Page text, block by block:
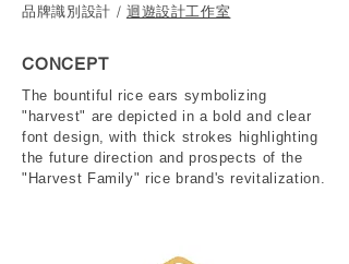
品牌識別設計 / 迴遊設計工作室
CONCEPT
The bountiful rice ears symbolizing
"harvest" are depicted in a bold and clear
font design, with thick strokes highlighting
the future direction and prospects of the
"Harvest Family" rice brand's revitalization.